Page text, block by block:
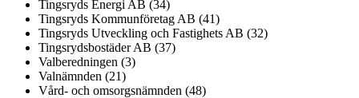
Tingsryds Energi AB (34)
Tingsryds Kommunföretag AB (41)
Tingsryds Utveckling och Fastighets AB (32)
Tingsrydsbostäder AB (37)
Valberedningen (3)
Valnämnden (21)
Vård- och omsorgsnämnden (48)